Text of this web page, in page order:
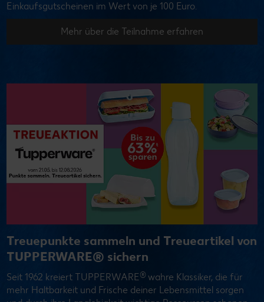
Einkaufsgutscheinen im Wert von je 100 Euro.
Mehr über die Teilnahme erfahren
Treuepunkte sammeln und Treueartikel von
TUPPERWARE® sichern
Seit 1962 kreiert TUPPERWARE® wahre Klassiker, die für
mehr Haltbarkeit und Frische deiner Lebensmittel sorgen